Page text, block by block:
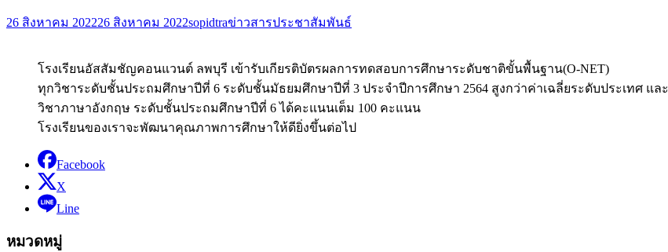
26 สิงหาคม 202226 สิงหาคม 2022sopidtraข่าวสารประชาสัมพันธ์
โรงเรียนอัสสัมชัญคอนแวนต์ ลพบุรี เข้ารับเกียรติบัตรผลการทดสอบการศึกษาระดับชาติขั้นพื้นฐาน(O-NET)
ทุกวิชาระดับชั้นประถมศึกษาปีที่ 6 ระดับชั้นมัธยมศึกษาปีที่ 3 ประจำปีการศึกษา 2564 สูงกว่าค่าเฉลี่ยระดับประเทศ และ
วิชาภาษาอังกฤษ ระดับชั้นประถมศึกษาปีที่ 6 ได้คะแนนเต็ม 100 คะแนน
โรงเรียนของเราจะพัฒนาคุณภาพการศึกษาให้ดียิ่งขึ้นต่อไป
Facebook
X
Line
หมวดหมู่